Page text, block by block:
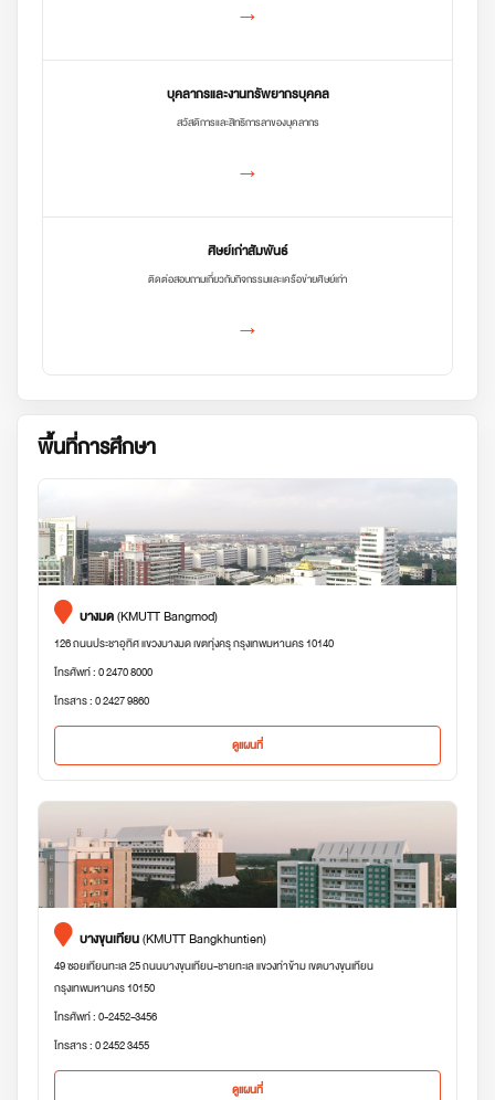
→
บุคลากรและงานทรัพยากรบุคคล
สวัสดิการและสิทธิการลาของบุคลากร
→
ศิษย์เก่าสัมพันธ์
ติดต่อสอบถามเกี่ยวกับกิจกรรมและเครือข่ายศิษย์เก่า
→
พื้นที่การศึกษา
บางมด(KMUTT Bangmod)
126 ถนนประชาอุทิศ แขวงบางมด เขตทุ่งครุ กรุงเทพมหานคร 10140
โทรศัพท์ : 0 2470 8000
โทรสาร : 0 2427 9860
ดูแผนที่
บางขุนเทียน(KMUTT Bangkhuntien)
49 ซอยเทียนทะเล 25 ถนนบางขุนเทียน-ชายทะเล แขวงท่าข้าม เขตบางขุนเทียน
กรุงเทพมหานคร 10150
โทรศัพท์ : 0-2452-3456
โทรสาร : 0 2452 3455
ดูแผนที่